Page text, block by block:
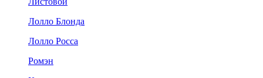
Лолло Блонда
Лолло Росса
Ромэн